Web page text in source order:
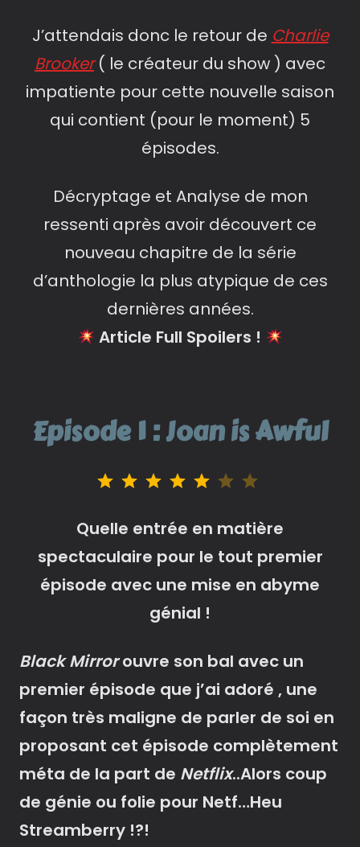
J’attendais donc le retour de Charlie
Brooker( le créateur du show ) avec
impatiente pour cette nouvelle saison
qui contient (pour le moment) 5
épisodes.
Décryptage et Analyse de mon
ressenti après avoir découvert ce
nouveau chapitre de la série
d’anthologie la plus atypique de ces
dernières années.
Article Full Spoilers !
Episode 1 : Joan is Awful
Quelle entrée en matière
spectaculaire pour le tout premier
épisode avec une mise en abyme
génial !
Black Mirrorouvre son bal avec un
premier épisode que j’ai adoré , une
façon très maligne de parler de soi en
proposant cet épisode complètement
méta de la part de Netflix..Alors coup
de génie ou folie pour Netf…Heu
Streamberry !?!